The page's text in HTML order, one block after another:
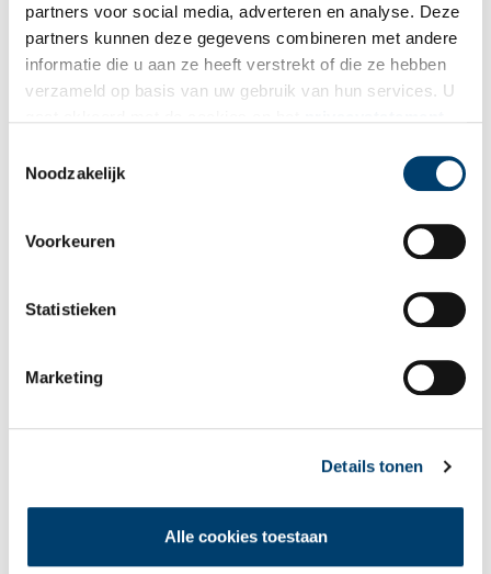
partners voor social media, adverteren en analyse. Deze
partners kunnen deze gegevens combineren met andere
informatie die u aan ze heeft verstrekt of die ze hebben
verzameld op basis van uw gebruik van hun services. U
Noodzakelijk
Voorkeuren
Statistieken
Marketing
Details tonen
Alle cookies toestaan
Het 16e-eeuwse plafond. Foto: Stadsherstel Amsterdam.
Wilt u op de hoogte blijven van de mooiste verhalen en het
laatste erfgoednieuws? Schrijf u dan nu in voor onze